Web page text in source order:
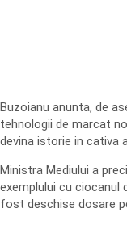
Buzoianu anunta, de
tehnologii de marcat
devina istorie in cativa
Ministra Mediului a
exemplului cu ciocanul
fost deschise dosare